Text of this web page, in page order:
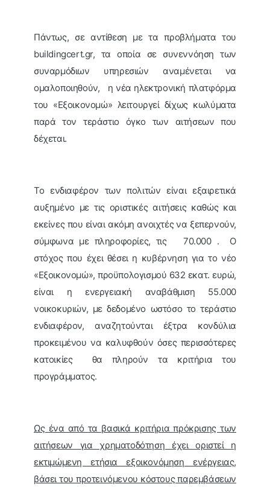
Πάντως, σε αντίθεση με τα προβλήματα του
buildingcert.gr, τα οποία σε συνεννόηση των
συναρμόδιων υπηρεσιών αναμένεται να
ομαλοποιηθούν, η νέα ηλεκτρονική πλατφόρμα
του «Εξοικονομώ» λειτουργεί δίχως κωλύματα
παρά τον τεράστιο όγκο των αιτήσεων που
δέχεται.
Το ενδιαφέρον των πολιτών είναι εξαιρετικά
αυξημένο με τις οριστικές αιτήσεις καθώς και
εκείνες που είναι ακόμη ανοιχτές να ξεπερνούν,
σύμφωνα με πληροφορίες, τις 70.000 . Ο
στόχος που έχει θέσει η κυβέρνηση για το νέο
«Εξοικονομώ», προϋπολογισμού 632 εκατ. ευρώ,
είναι η ενεργειακή αναβάθμιση 55.000
νοικοκυριών, με δεδομένο ωστόσο το τεράστιο
ενδιαφέρον, αναζητούνται έξτρα κονδύλια
προκειμένου να καλυφθούν όσες περισσότερες
κατοικίες θα πληρούν τα κριτήρια του
προγράμματος.
Ως ένα από τα βασικά κριτήρια πρόκρισης των
αιτήσεων για χρηματοδότηση έχει οριστεί η
εκτιμώμενη ετήσια εξοικονόμηση ενέργειας,
βάσει του προτεινόμενου κόστους παρεμβάσεων